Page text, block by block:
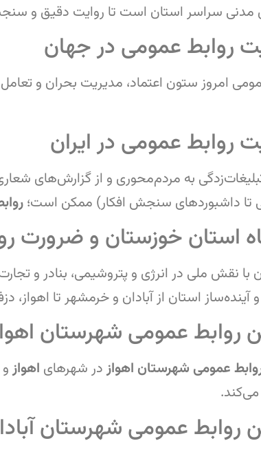
مدنی سراسر استان است تا روایت دقیق و
روابط عمومی در جهان
امروز ستون اعتماد، مدیریت بحران و
روابط عمومی در ایران
تبلیغات‌زدگی به مردم‌محوری و از گزارش‌های
تا داشبوردهای سنجش افکار) ممکن است؛
استان خوزستان و ضرورت
با نقش ملی در انرژی و پتروشیمی، بنادر و
و آینده‌ساز استان از آبادان و خرمشهر تا
روابط عمومی شهرستان
عمومی شهرستان اهوازدر شهرهای اهوازو
روابط عمومی شهرستان